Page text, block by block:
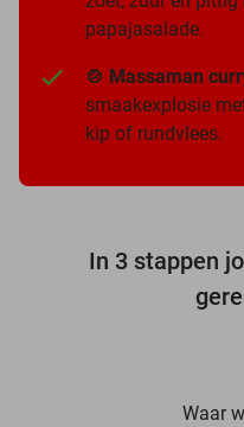
papajasalade.
🍲 Massaman
smaakexplosie
kip of rundvlees.
In 3 stappen
Waar